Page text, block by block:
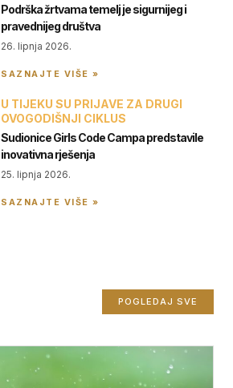
Podrška žrtvama temelj je sigurnijeg i
pravednijeg društva
26. lipnja 2026.
SAZNAJTE VIŠE »
U TIJEKU SU PRIJAVE ZA DRUGI
OVOGODIŠNJI CIKLUS
Sudionice Girls Code Campa predstavile
inovativna rješenja
25. lipnja 2026.
SAZNAJTE VIŠE »
POGLEDAJ SVE